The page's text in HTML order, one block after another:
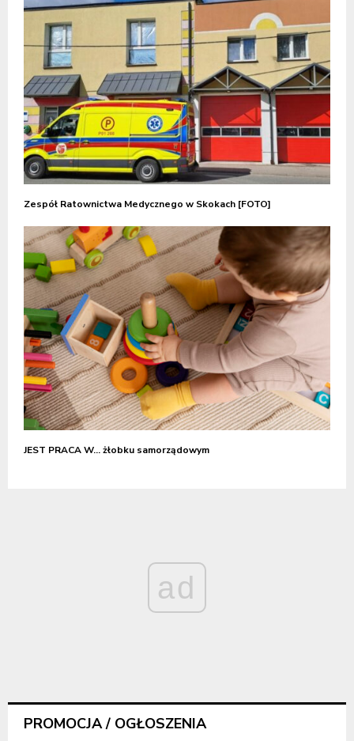
Zespół Ratownictwa Medycznego w Skokach [FOTO]
JEST PRACA W… żłobku samorządowym
ad
PROMOCJA / OGŁOSZENIA